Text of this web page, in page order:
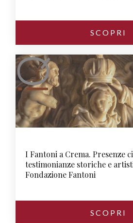
SCOPRI
I Fantoni a Crema. Presenze
testimonianze storiche e
Fondazione Fantoni
SCOPRI